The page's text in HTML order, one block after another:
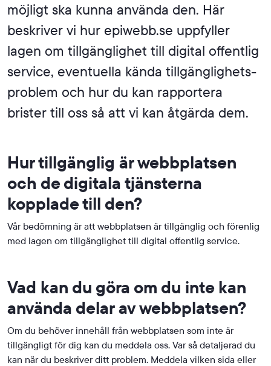
möjligt ska kunna använda den. Här
beskriver vi hur epiwebb.se uppfyller
lagen om tillgänglighet till digital offentlig
service, eventuella kända tillgänglighets­
problem och hur du kan rapportera
brister till oss så att vi kan åtgärda dem.
Hur tillgänglig är webbplatsen
och de digitala tjänsterna
kopplade till den?
Vår bedömning är att webbplatsen är tillgänglig och förenlig
med lagen om tillgänglighet till digital offentlig service.
Vad kan du göra om du inte kan
använda delar av webbplatsen?
Om du behöver innehåll från webbplatsen som inte är
tillgängligt för dig kan du meddela oss. Var så detaljerad du
kan när du beskriver ditt problem. Meddela vilken sida eller